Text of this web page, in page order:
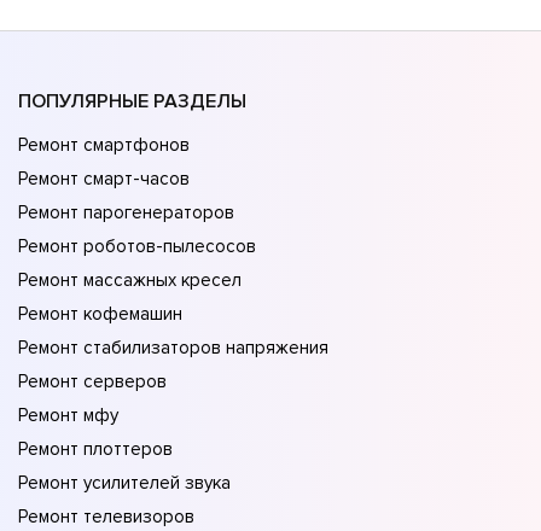
ПОПУЛЯРНЫЕ РАЗДЕЛЫ
Ремонт смартфонов
Ремонт смарт-часов
Ремонт парогенераторов
Ремонт роботов-пылесосов
Ремонт массажных кресел
Ремонт кофемашин
Ремонт стабилизаторов напряжения
Ремонт серверов
Ремонт мфу
Ремонт плоттеров
Ремонт усилителей звука
Ремонт телевизоров